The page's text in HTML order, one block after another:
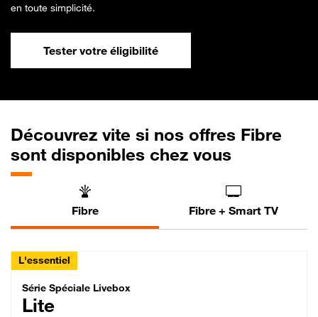
en toute simplicité.
Tester votre éligibilité
Découvrez vite si nos offres Fibre
sont disponibles chez vous
Fibre Fibre + Smart TV
L'essentiel
Série Spéciale Livebox Lite Fibre
Série Spéciale Livebox
Lite